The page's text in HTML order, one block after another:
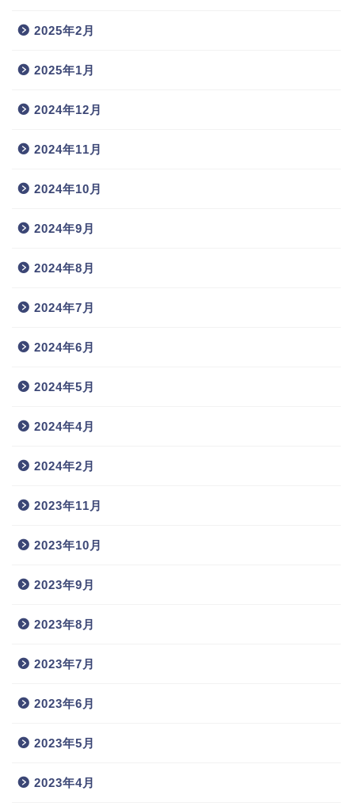
2025年2月
2025年1月
2024年12月
2024年11月
2024年10月
2024年9月
2024年8月
2024年7月
2024年6月
2024年5月
2024年4月
2024年2月
2023年11月
2023年10月
2023年9月
2023年8月
2023年7月
2023年6月
2023年5月
2023年4月